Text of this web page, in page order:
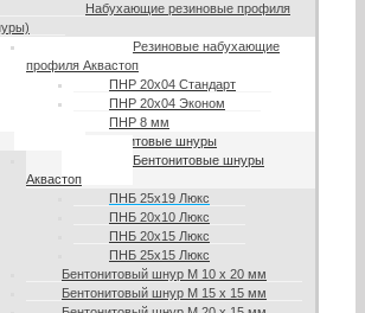
Набухающие резиновые профиля
Резиновые набухающие
профиля Аквастоп
ПНР 20х04 Стандарт
ПНР 20х04 Эконом
ПНР 8 мм
Бентонитовые шнуры
Бентонитовые шнуры
Аквастоп
ПНБ 25х19 Люкс
ПНБ 20х10 Люкс
ПНБ 20х15 Люкс
ПНБ 25х15 Люкс
Бентонитовый шнур М 10 х 20 мм
Бентонитовый шнур М 15 х 15 мм